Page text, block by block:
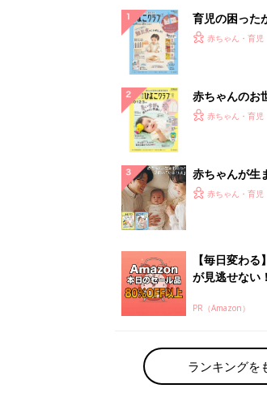
が見逃せない！
PR（Amazon）
ランキングを
赤ちゃん・育児の人
育児日記・マンガ